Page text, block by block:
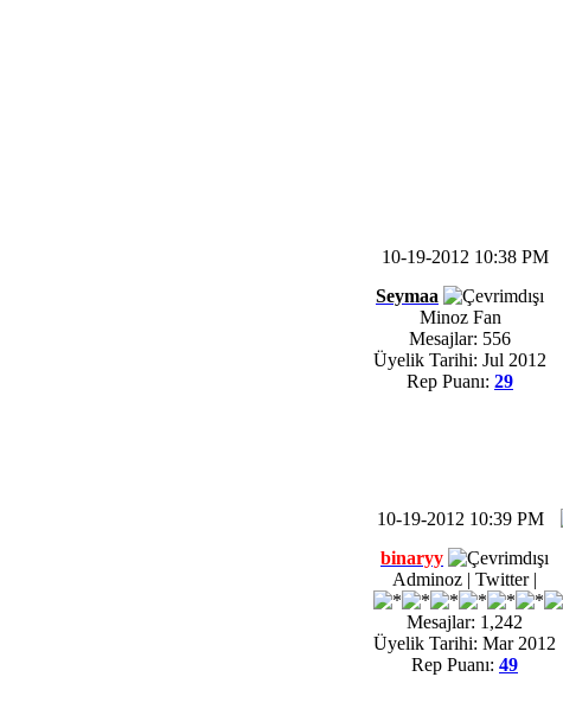
10-19-2012 10:38 PM
Seymaa
Minoz Fan
Mesajlar: 556
Üyelik Tarihi: Jul 2012
Rep Puanı: 29
10-19-2012 10:39 PM
binaryy
Adminoz | Twitter |
Mesajlar: 1,242
Üyelik Tarihi: Mar 2012
Rep Puanı: 49